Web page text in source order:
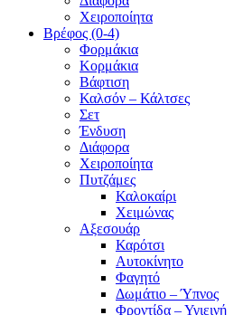
Χειροποίητα
Βρέφος (0-4)
Φορμάκια
Κορμάκια
Βάφτιση
Καλσόν – Κάλτσες
Σετ
Ένδυση
Διάφορα
Χειροποίητα
Πυτζάμες
Καλοκαίρι
Χειμώνας
Αξεσουάρ
Καρότσι
Αυτοκίνητο
Φαγητό
Δωμάτιο – Ύπνος
Φροντίδα – Υγιεινή